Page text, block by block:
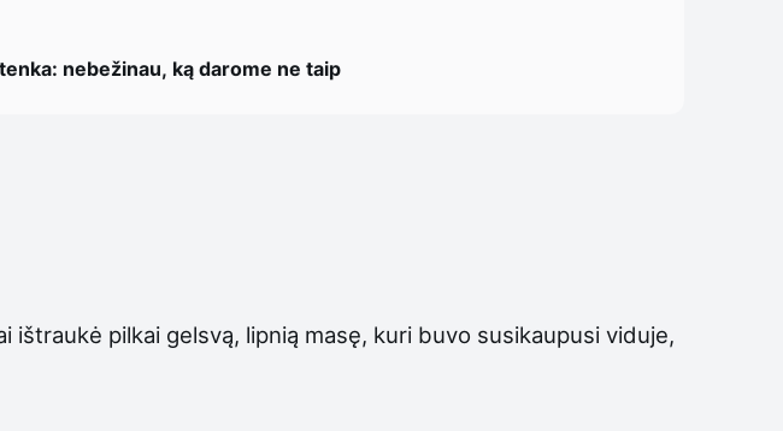
nebežinau, ką darome ne taip
pilkai gelsvą, lipnią masę, kuri buvo susikaupusi viduje,